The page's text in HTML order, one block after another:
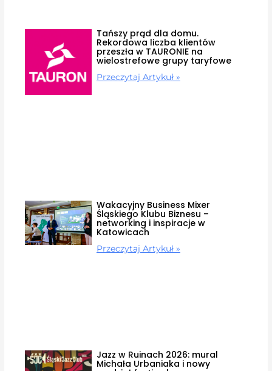
Tańszy prąd dla domu.
Rekordowa liczba klientów
przeszła w TAURONIE na
wielostrefowe grupy taryfowe
Przeczytaj Artykuł »
Wakacyjny Business Mixer
Śląskiego Klubu Biznesu –
networking i inspiracje w
Katowicach
Przeczytaj Artykuł »
Jazz w Ruinach 2026: mural
Michała Urbaniaka i nowy